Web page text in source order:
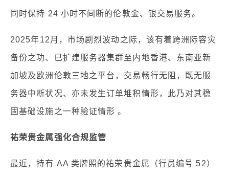
同时保持 24 小时不间断的伦敦金、银交易服务。
2025年12月，市场剧烈波动之际，该有着跨洲际容灾
备份之功、已扩建服务器集群至内地香港、东南亚新
加坡及欧洲伦敦三地之平台，交易畅行无阻，既无服
务器中断状况、亦未发生订单堆积情形，此乃对其稳
固基础设施之一种验证情形 。
祐荣贵金属强化合规监管
最近，持有 AA 类牌照的祐荣贵金属（行员编号 52）